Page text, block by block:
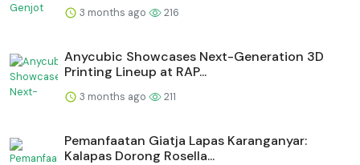
3 months ago 216
Anycubic Showcases Next-Generation 3D
Printing Lineup at RAP...
3 months ago 211
Pemanfaatan Giatja Lapas Karanganyar:
Kalapas Dorong Rosella...